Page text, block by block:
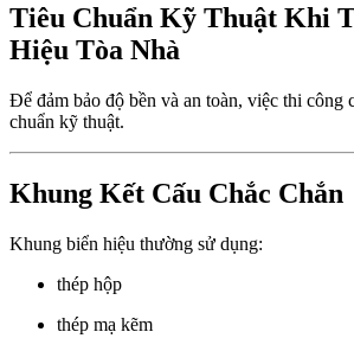
Tiêu Chuẩn Kỹ Thuật Khi
Hiệu Tòa Nhà
Để đảm bảo độ bền và an toàn, việc thi công
chuẩn kỹ thuật.
Khung Kết Cấu Chắc Chắn
Khung biển hiệu thường sử dụng:
thép hộp
thép mạ kẽm